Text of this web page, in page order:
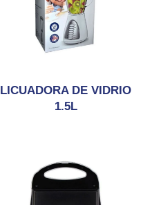
LICUADORA DE VIDRIO
1.5L